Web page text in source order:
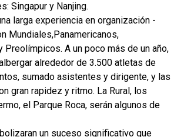
Singapur y Nanjing.
larga experiencia en organización -
Mundiales,Panamericanos,
Preolímpicos. A un poco más de un año,
alrededor de 3.500 atletas de
sumado asistentes y dirigente, y las
gran rapidez y ritmo. La Rural, los
el Parque Roca, serán algunos de
un suceso significativo que